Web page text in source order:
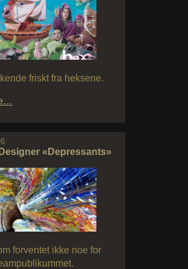
friskt fra heksene.
«Depressants»
forventet ikke noe for